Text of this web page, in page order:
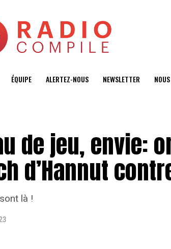
ÉQUIPE ALERTEZ-NOUS NEWSLETTER
de jeu, envie:
d’Hannut
là !